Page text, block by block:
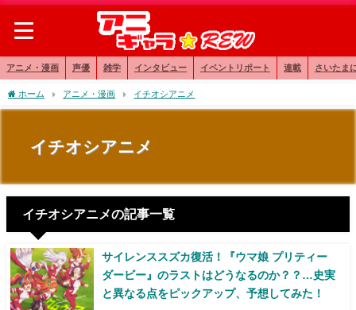
アニメ・漫画 声優 雑学 インタビュー イベントリポート 連載 さいたま
ホーム アニメ・漫画 イチオシアニメ
イチオシアニメ
イチオシアニメの記事一覧
サイレンススズカ復活！『ウマ娘 プリティー
ダービー』のラストはどうなるのか？？…史実
と異なる点をピックアップ、予想してみた！